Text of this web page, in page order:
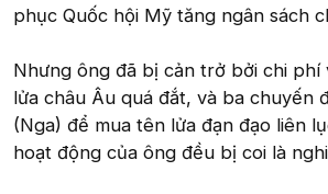
phục Quốc hội Mỹ tăng ngân sách
Nhưng ông đã bị cản trở bởi chi phí
lửa châu Âu quá đắt, và ba chuyến
(Nga) để mua tên lửa đạn đạo liên
hoạt động của ông đều bị coi là